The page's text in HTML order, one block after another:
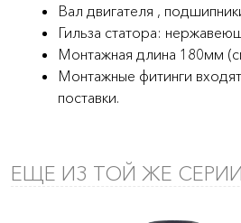
Вал двигателя ,
Гильза статора:
Монтажная длина 180мм
Монтажные фитинги
поставки.
ЕЩЕ ИЗ ТОЙ ЖЕ СЕРИИ